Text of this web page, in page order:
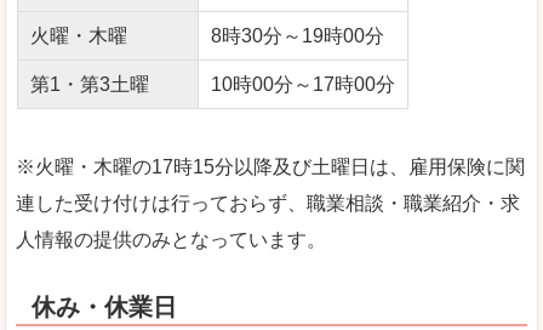
火曜・木曜 8時30分～19時00分
第1・第3土曜 10時00分～17時00分
※火曜・木曜の17時15分以降及び土曜日は、雇用保険に関
連した受け付けは行っておらず、職業相談・職業紹介・求
人情報の提供のみとなっています。
休み・休業日